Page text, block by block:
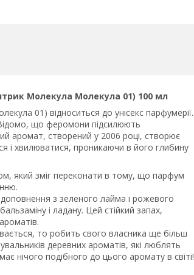
Молекула Молекула 01) 100 мл
01) відноситься до унісекс парфумерії.
що феромони підсилюють
аромат, створений у 2006 році, створює
і хвилюватися, проникаючи в його глибину
який зміг переконати в тому, що парфум
з зеленого лайма і рожевого
і ладану. Цей стійкий запах,
то робить свого власника ще більш
деревних ароматів, які люблять
нічого подібного до цього аромату в світі!